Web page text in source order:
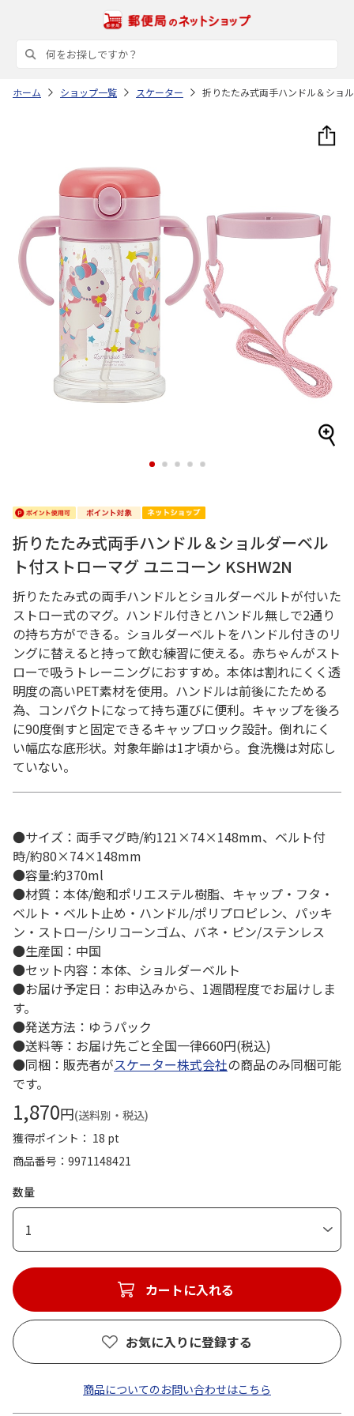
ホーム ショップ一覧 スケーター 折りたたみ式両手ハンドル＆ショ
1 2 3 4 5
折りたたみ式両手ハンドル＆ショルダーベル
ト付ストローマグ ユニコーン KSHW2N
折りたたみ式の両手ハンドルとショルダーベルトが付いた
ストロー式のマグ。ハンドル付きとハンドル無しで2通り
の持ち方ができる。ショルダーベルトをハンドル付きのリ
ングに替えると持って飲む練習に使える。赤ちゃんがスト
ローで吸うトレーニングにおすすめ。本体は割れにくく透
明度の高いPET素材を使用。ハンドルは前後にたためる
為、コンパクトになって持ち運びに便利。キャップを後ろ
に90度倒すと固定できるキャップロック設計。倒れにく
い幅広な底形状。対象年齢は1才頃から。食洗機は対応し
ていない。
●サイズ：両手マグ時/約121×74×148mm、ベルト付
時/約80×74×148mm
●容量:約370ml
●材質：本体/飽和ポリエステル樹脂、キャップ・フタ・
ベルト・ベルト止め・ハンドル/ポリプロピレン、パッキ
ン・ストロー/シリコーンゴム、バネ・ピン/ステンレス
●生産国：中国
●セット内容：本体、ショルダーベルト
●お届け予定日：お申込みから、1週間程度でお届けしま
す。
●発送方法：ゆうパック
●送料等：お届け先ごと全国一律660円(税込)
●同梱：販売者がスケーター株式会社の商品のみ同梱可能
です。
1,870円(送料別・税込)
獲得ポイント： 18 pt
商品番号
9971148421
数量
1
カートに入れる
お気に入りに登録する
商品についてのお問い合わせはこちら